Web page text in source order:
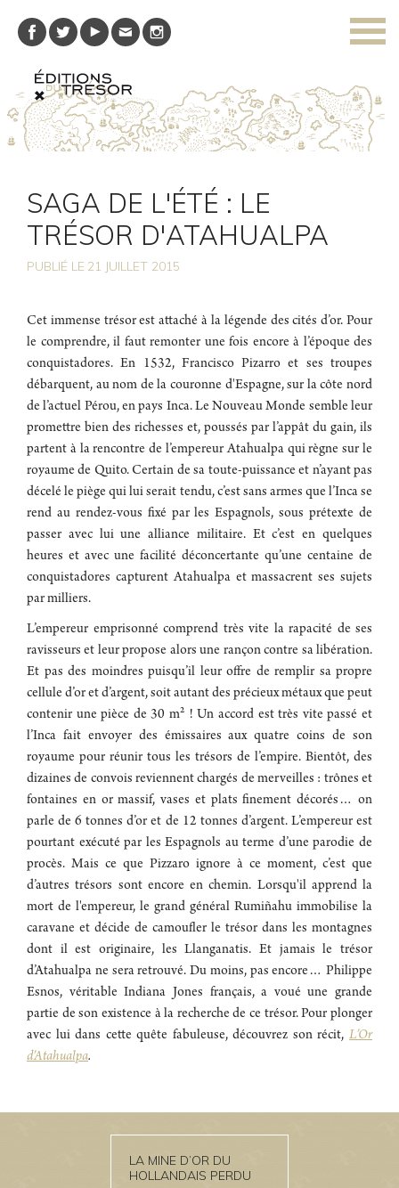
SAGA DE L'ÉTÉ : LE
TRÉSOR D'ATAHUALPA
PUBLIÉ LE 21 JUILLET 2015
Cet immense trésor est attaché à la légende des cités d’or. Pour
le comprendre, il faut remonter une fois encore à l’époque des
conquistadores. En 1532, Francisco Pizarro et ses troupes
débarquent, au nom de la couronne d'Espagne, sur la côte nord
de l’actuel Pérou, en pays Inca. Le Nouveau Monde semble leur
promettre bien des richesses et, poussés par l’appât du gain, ils
partent à la rencontre de l’empereur Atahualpa qui règne sur le
royaume de Quito. Certain de sa toute-puissance et n’ayant pas
décelé le piège qui lui serait tendu, c’est sans armes que l’Inca se
rend au rendez-vous fixé par les Espagnols, sous prétexte de
passer avec lui une alliance militaire. Et c’est en quelques
heures et avec une facilité déconcertante qu’une centaine de
conquistadores capturent Atahualpa et massacrent ses sujets
par milliers.
L’empereur emprisonné comprend très vite la rapacité de ses
ravisseurs et leur propose alors une rançon contre sa libération.
Et pas des moindres puisqu’il leur offre de remplir sa propre
cellule d’or et d’argent, soit autant des précieux métaux que peut
contenir une pièce de 30 m² ! Un accord est très vite passé et
l’Inca fait envoyer des émissaires aux quatre coins de son
royaume pour réunir tous les trésors de l’empire. Bientôt, des
dizaines de convois reviennent chargés de merveilles : trônes et
fontaines en or massif, vases et plats finement décorés… on
parle de 6 tonnes d’or et de 12 tonnes d’argent. L’empereur est
pourtant exécuté par les Espagnols au terme d’une parodie de
procès. Mais ce que Pizzaro ignore à ce moment, c’est que
d’autres trésors sont encore en chemin. Lorsqu'il apprend la
mort de l'empereur, le grand général Rumiñahu immobilise la
caravane et décide de camoufler le trésor dans les montagnes
dont il est originaire, les Llanganatis. Et jamais le trésor
d’Atahualpa ne sera retrouvé. Du moins, pas encore… Philippe
Esnos, véritable Indiana Jones français, a voué une grande
partie de son existence à la recherche de ce trésor. Pour plonger
avec lui dans cette quête fabuleuse, découvrez son récit, L’Or
d’Atahualpa.
LA MINE D’OR DU
HOLLANDAIS PERDU